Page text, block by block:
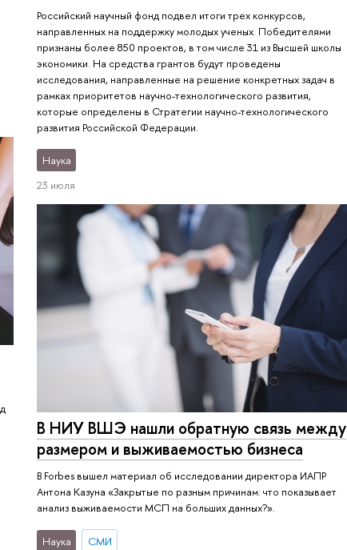
Российский научный фонд подвел итоги трех конкурсов,
направленных на поддержку молодых ученых. Победителями
признаны более 850 проектов, в том числе 31 из Высшей школы
экономики. На средства грантов будут проведены
исследования, направленные на решение конкретных задач в
рамках приоритетов научно-технологического развития,
которые определены в Стратегии научно-технологического
развития Российской Федерации.
Наука
23 июля
В НИУ ВШЭ нашли обратную связь между
размером и выживаемостью бизнеса
В Forbes вышел материал об исследовании директора ИАПР
Антона Казуна «Закрытые по разным причинам: что показывает
анализ выживаемости МСП на больших данных?».
Наука
СМИ